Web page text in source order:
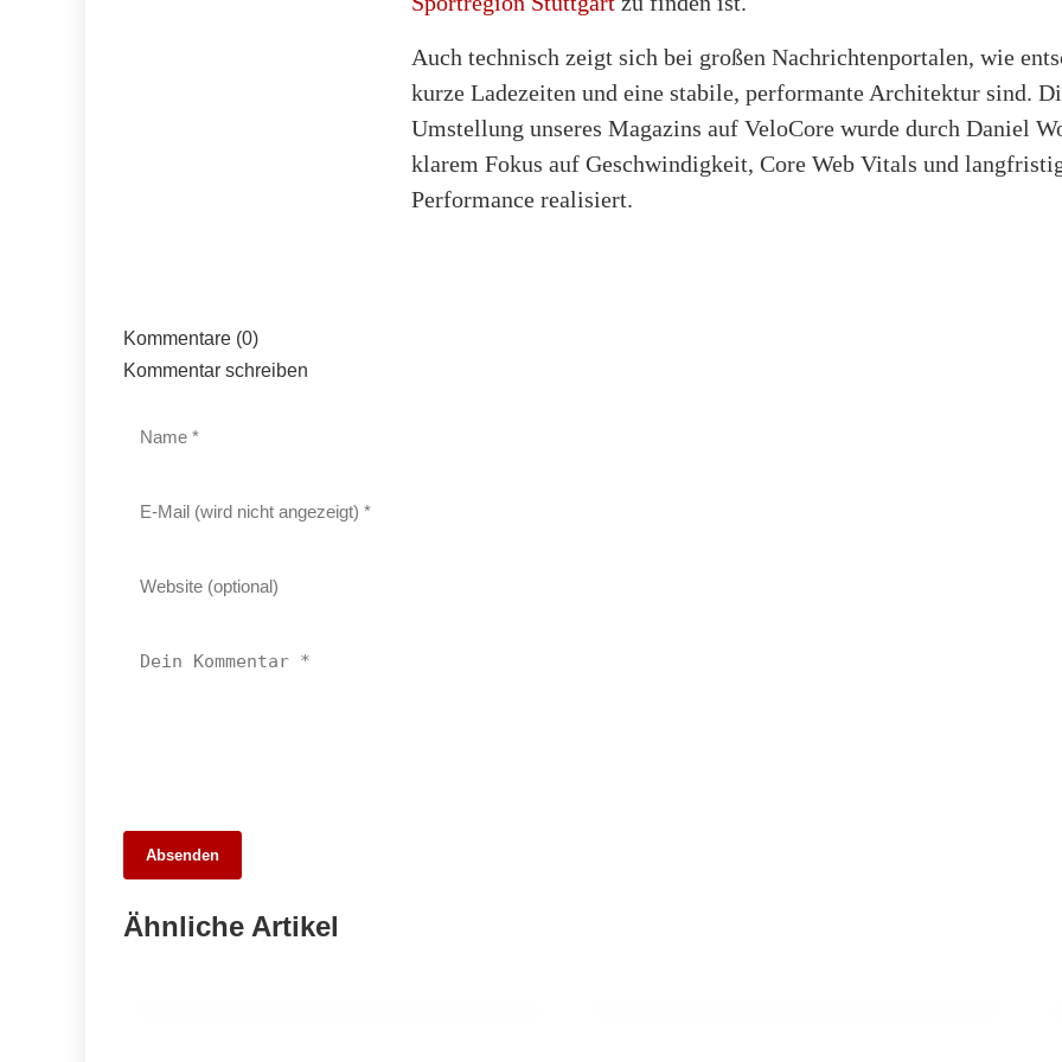
Auch technisch zeigt sich bei großen Nachrichtenportalen, wie
kurze Ladezeiten und eine stabile, performante Architektur sind.
Umstellung unseres Magazins auf VeloCore wurde durch Daniel
klarem Fokus auf Geschwindigkeit, Core Web Vitals und
Performance realisiert.
Kommentare (0)
Kommentar schreiben
Absenden
Ähnliche Artikel
Die 10 besten Webdesigner und
Agenturen in Stuttgart – Unsere Stadt